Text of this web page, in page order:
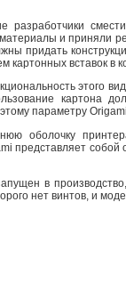
разработчики
и приняли
придать
картонных вставок
этого
картона
параметру
оболочку
представляет
в
нет винтов, и